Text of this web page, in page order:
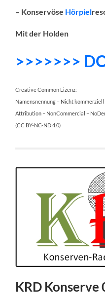
– Konservöse Hörpiel
Mit der Holden
>>>>>>>
Creative Common Lizenz:
Namensnennung – Nicht
Attribution – NonCommercial –
(CC BY-NC-ND 4.0)
KRD Konserve